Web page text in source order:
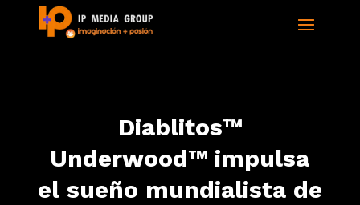
Diablitos™
Underwood™ impulsa
el sueño mundialista de